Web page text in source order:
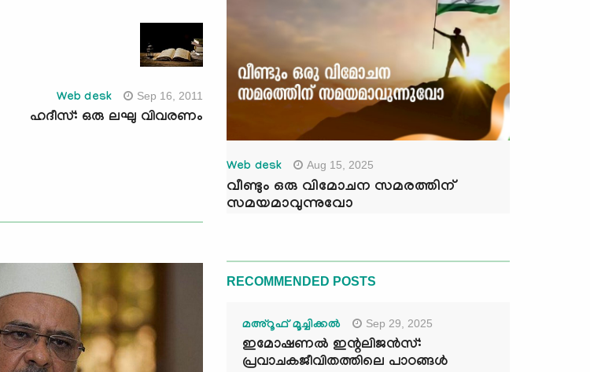
Web desk Sep 16, 2011
ഹദീസ്: ഒരു ലഘു വിവരണം
Web desk Aug 15, 2025
വീണ്ടും ഒരു വിമോചന സമരത്തിന്
സമയമാവുന്നുവോ
RECOMMENDED POSTS
മഅ്റൂഫ് മൂച്ചിക്കല്‍ Sep 29, 2025
ഇമോഷണൽ ഇന്റലിജൻസ്:
പ്രവാചകജീവിതത്തിലെ പാഠങ്ങൾ